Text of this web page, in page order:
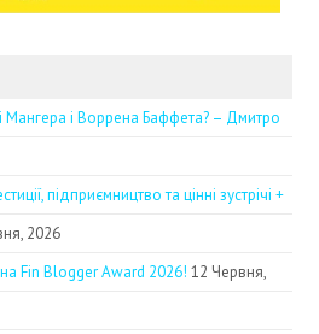
Мангера і Воррена Баффета? – Дмитро
підприємництво та цінні зустрічі +
2026
на Fin Blogger Award 2026! 12 Червня,